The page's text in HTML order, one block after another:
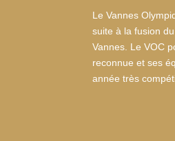
Le Vannes
suite à la fusion
Vannes. Le VOC
reconnue et ses
année très